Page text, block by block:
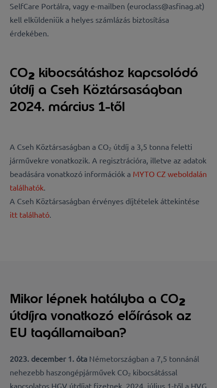
SelfCare Portálra, vagy e-mailben (euroclass@asfinag.at)
kell elküldeniük a helyes számlázás biztosítása
érdekében.
CO2 kibocsátáshoz kapcsolódó
útdíj a Cseh Köztársaságban
2024. március 1-től
A Cseh Köztársaságban a CO₂ útdíj a 3,5 tonna feletti
járművekre vonatkozik. A regisztrációra, illetve az adatok
beadására vonatkozó információk a MYTO CZ weboldalán
találhatók
A Cseh Köztársaságban érvényes díjtételek áttekintése
itt található
Mikor lépnek hatályba a CO2
útdíjra vonatkozó előírások az
EU tagállamaiban?
2023. december 1. óta Németországban a 7,5 tonnánál
nehezebb haszongépjárművek CO₂ kibocsátással
kapcsolatos HGV útdíjat fizetnek. 2024. július 1-től a HVG